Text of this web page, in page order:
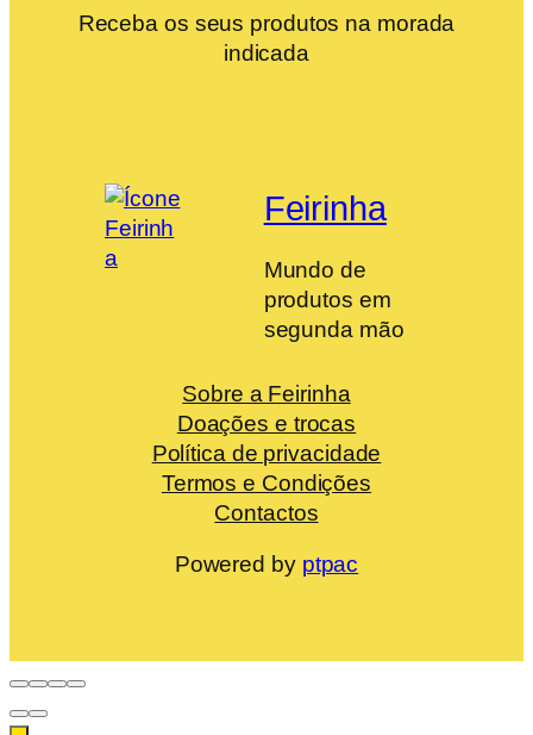
Receba os seus produtos na morada
indicada
Feirinha
Mundo de
produtos em
segunda mão
Sobre a Feirinha
Doações e trocas
Política de privacidade
Termos e Condições
Contactos
Powered by ptpac